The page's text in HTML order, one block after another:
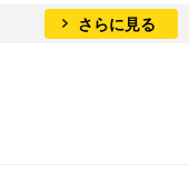
さらに見る